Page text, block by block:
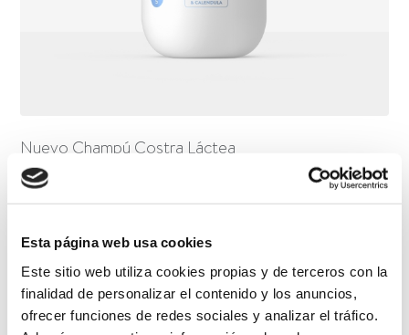
Esta página web usa cookies
Este sitio web utiliza cookies propias y de terceros con la
finalidad de personalizar el contenido y los anuncios,
ofrecer funciones de redes sociales y analizar el tráfico.
Nuevo Champú Costra Láctea